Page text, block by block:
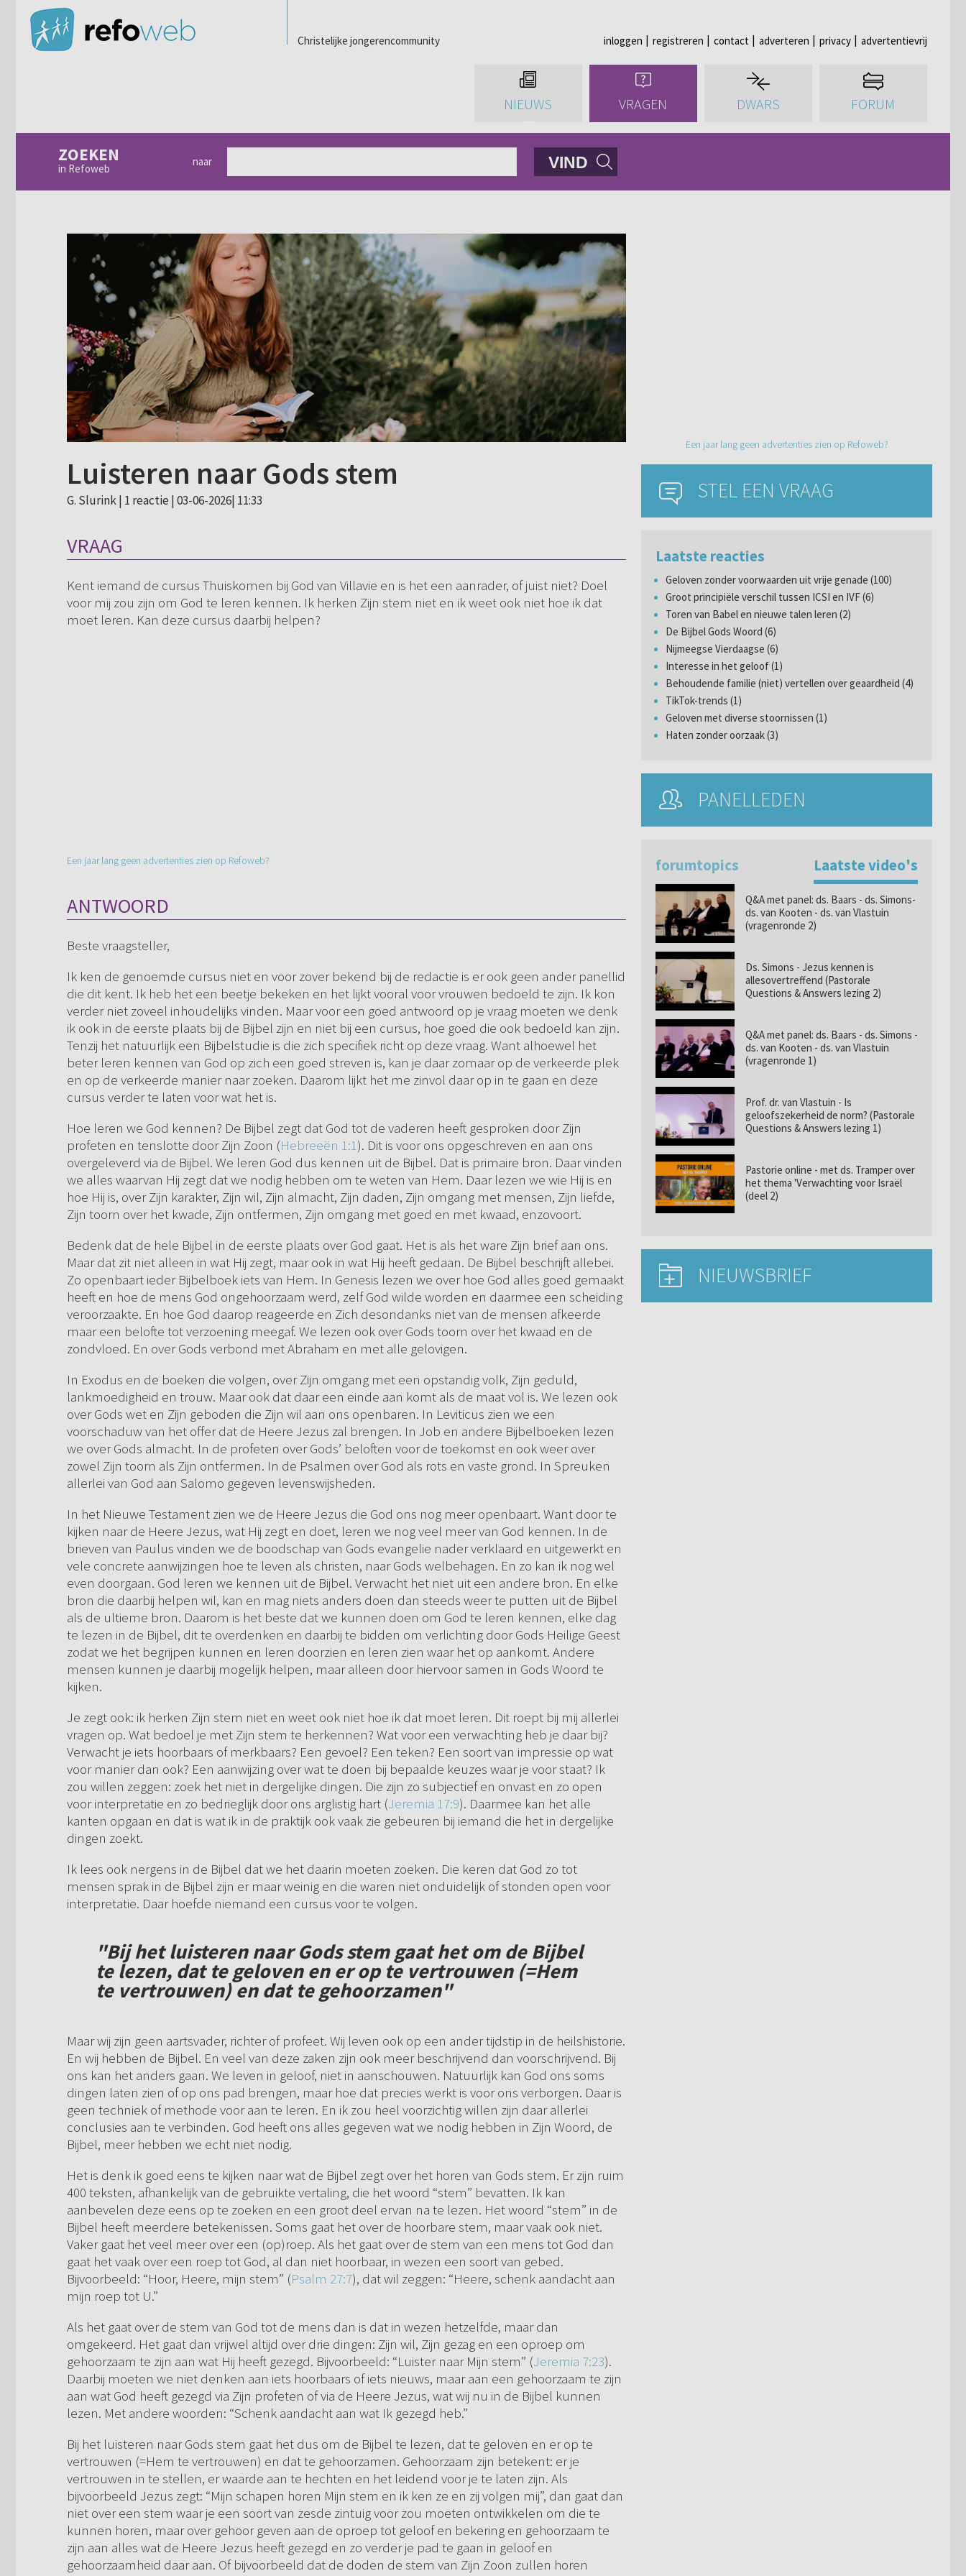
Christelijke jongerencommunity inloggen registreren contact adverteren privacy advertentievrij
NIEUWS VRAGEN DWARS FORUM
ZOEKEN
in Refoweb
naar VIND
Luisteren naar Gods stem
G. Slurink | 1 reactie | 03-06-2026| 11:33
VRAAG
Kent iemand de cursus Thuiskomen bij God van Villavie en is het een aanrader, of juist niet? Doel
voor mij zou zijn om God te leren kennen. Ik herken Zijn stem niet en ik weet ook niet hoe ik dat
moet leren. Kan deze cursus daarbij helpen?
Een jaar lang geen advertenties zien op Refoweb?
ANTWOORD
Beste vraagsteller,
Ik ken de genoemde cursus niet en voor zover bekend bij de redactie is er ook geen ander panellid
die dit kent. Ik heb het een beetje bekeken en het lijkt vooral voor vrouwen bedoeld te zijn. Ik kon
verder niet zoveel inhoudelijks vinden. Maar voor een goed antwoord op je vraag moeten we denk
ik ook in de eerste plaats bij de Bijbel zijn en niet bij een cursus, hoe goed die ook bedoeld kan zijn.
Tenzij het natuurlijk een Bijbelstudie is die zich specifiek richt op deze vraag. Want alhoewel het
beter leren kennen van God op zich een goed streven is, kan je daar zomaar op de verkeerde plek
en op de verkeerde manier naar zoeken. Daarom lijkt het me zinvol daar op in te gaan en deze
cursus verder te laten voor wat het is.
Hoe leren we God kennen? De Bijbel zegt dat God tot de vaderen heeft gesproken door Zijn
profeten en tenslotte door Zijn Zoon (Hebreeën 1:1). Dit is voor ons opgeschreven en aan ons
overgeleverd via de Bijbel. We leren God dus kennen uit de Bijbel. Dat is primaire bron. Daar vinden
we alles waarvan Hij zegt dat we nodig hebben om te weten van Hem. Daar lezen we wie Hij is en
hoe Hij is, over Zijn karakter, Zijn wil, Zijn almacht, Zijn daden, Zijn omgang met mensen, Zijn liefde,
Zijn toorn over het kwade, Zijn ontfermen, Zijn omgang met goed en met kwaad, enzovoort.
Bedenk dat de hele Bijbel in de eerste plaats over God gaat. Het is als het ware Zijn brief aan ons.
Maar dat zit niet alleen in wat Hij zegt, maar ook in wat Hij heeft gedaan. De Bijbel beschrijft allebei.
Zo openbaart ieder Bijbelboek iets van Hem. In Genesis lezen we over hoe God alles goed gemaakt
heeft en hoe de mens God ongehoorzaam werd, zelf God wilde worden en daarmee een scheiding
veroorzaakte. En hoe God daarop reageerde en Zich desondanks niet van de mensen afkeerde
maar een belofte tot verzoening meegaf. We lezen ook over Gods toorn over het kwaad en de
zondvloed. En over Gods verbond met Abraham en met alle gelovigen.
In Exodus en de boeken die volgen, over Zijn omgang met een opstandig volk, Zijn geduld,
lankmoedigheid en trouw. Maar ook dat daar een einde aan komt als de maat vol is. We lezen ook
over Gods wet en Zijn geboden die Zijn wil aan ons openbaren. In Leviticus zien we een
voorschaduw van het offer dat de Heere Jezus zal brengen. In Job en andere Bijbelboeken lezen
we over Gods almacht. In de profeten over Gods’ beloften voor de toekomst en ook weer over
zowel Zijn toorn als Zijn ontfermen. In de Psalmen over God als rots en vaste grond. In Spreuken
allerlei van God aan Salomo gegeven levenswijsheden.
In het Nieuwe Testament zien we de Heere Jezus die God ons nog meer openbaart. Want door te
kijken naar de Heere Jezus, wat Hij zegt en doet, leren we nog veel meer van God kennen. In de
brieven van Paulus vinden we de boodschap van Gods evangelie nader verklaard en uitgewerkt en
vele concrete aanwijzingen hoe te leven als christen, naar Gods welbehagen. En zo kan ik nog wel
even doorgaan. God leren we kennen uit de Bijbel. Verwacht het niet uit een andere bron. En elke
bron die daarbij helpen wil, kan en mag niets anders doen dan steeds weer te putten uit de Bijbel
als de ultieme bron. Daarom is het beste dat we kunnen doen om God te leren kennen, elke dag
te lezen in de Bijbel, dit te overdenken en daarbij te bidden om verlichting door Gods Heilige Geest
zodat we het begrijpen kunnen en leren doorzien en leren zien waar het op aankomt. Andere
mensen kunnen je daarbij mogelijk helpen, maar alleen door hiervoor samen in Gods Woord te
kijken.
Je zegt ook: ik herken Zijn stem niet en weet ook niet hoe ik dat moet leren. Dit roept bij mij allerlei
vragen op. Wat bedoel je met Zijn stem te herkennen? Wat voor een verwachting heb je daar bij?
Verwacht je iets hoorbaars of merkbaars? Een gevoel? Een teken? Een soort van impressie op wat
voor manier dan ook? Een aanwijzing over wat te doen bij bepaalde keuzes waar je voor staat? Ik
zou willen zeggen: zoek het niet in dergelijke dingen. Die zijn zo subjectief en onvast en zo open
voor interpretatie en zo bedrieglijk door ons arglistig hart (Jeremia 17:9). Daarmee kan het alle
kanten opgaan en dat is wat ik in de praktijk ook vaak zie gebeuren bij iemand die het in dergelijke
dingen zoekt.
Ik lees ook nergens in de Bijbel dat we het daarin moeten zoeken. Die keren dat God zo tot
mensen sprak in de Bijbel zijn er maar weinig en die waren niet onduidelijk of stonden open voor
interpretatie. Daar hoefde niemand een cursus voor te volgen.
"Bij het luisteren naar Gods stem gaat het om de Bijbel
te lezen, dat te geloven en er op te vertrouwen (=Hem
te vertrouwen) en dat te gehoorzamen"
Maar wij zijn geen aartsvader, richter of profeet. Wij leven ook op een ander tijdstip in de heilshistorie.
En wij hebben de Bijbel. En veel van deze zaken zijn ook meer beschrijvend dan voorschrijvend. Bij
ons kan het anders gaan. We leven in geloof, niet in aanschouwen. Natuurlijk kan God ons soms
dingen laten zien of op ons pad brengen, maar hoe dat precies werkt is voor ons verborgen. Daar is
geen techniek of methode voor aan te leren. En ik zou heel voorzichtig willen zijn daar allerlei
conclusies aan te verbinden. God heeft ons alles gegeven wat we nodig hebben in Zijn Woord, de
Bijbel, meer hebben we echt niet nodig.
Het is denk ik goed eens te kijken naar wat de Bijbel zegt over het horen van Gods stem. Er zijn ruim
400 teksten, afhankelijk van de gebruikte vertaling, die het woord “stem” bevatten. Ik kan
aanbevelen deze eens op te zoeken en een groot deel ervan na te lezen. Het woord “stem” in de
Bijbel heeft meerdere betekenissen. Soms gaat het over de hoorbare stem, maar vaak ook niet.
Vaker gaat het veel meer over een (op)roep. Als het gaat over de stem van een mens tot God dan
gaat het vaak over een roep tot God, al dan niet hoorbaar, in wezen een soort van gebed.
Bijvoorbeeld: “Hoor, Heere, mijn stem” (Psalm 27:7), dat wil zeggen: “Heere, schenk aandacht aan
mijn roep tot U.”
Als het gaat over de stem van God tot de mens dan is dat in wezen hetzelfde, maar dan
omgekeerd. Het gaat dan vrijwel altijd over drie dingen: Zijn wil, Zijn gezag en een oproep om
gehoorzaam te zijn aan wat Hij heeft gezegd. Bijvoorbeeld: “Luister naar Mijn stem” (Jeremia 7:23).
Daarbij moeten we niet denken aan iets hoorbaars of iets nieuws, maar aan een gehoorzaam te zijn
aan wat God heeft gezegd via Zijn profeten of via de Heere Jezus, wat wij nu in de Bijbel kunnen
lezen. Met andere woorden: “Schenk aandacht aan wat Ik gezegd heb.”
Bij het luisteren naar Gods stem gaat het dus om de Bijbel te lezen, dat te geloven en er op te
vertrouwen (=Hem te vertrouwen) en dat te gehoorzamen. Gehoorzaam zijn betekent: er je
vertrouwen in te stellen, er waarde aan te hechten en het leidend voor je te laten zijn. Als
bijvoorbeeld Jezus zegt: “Mijn schapen horen Mijn stem en ik ken ze en zij volgen mij”, dan gaat dan
niet over een stem waar je een soort van zesde zintuig voor zou moeten ontwikkelen om die te
kunnen horen, maar over gehoor geven aan de oproep tot geloof en bekering en gehoorzaam te
zijn aan alles wat de Heere Jezus heeft gezegd en zo verder je pad te gaan in geloof en
gehoorzaamheid daar aan. Of bijvoorbeeld dat de doden de stem van Zijn Zoon zullen horen
Een jaar lang geen advertenties zien op Refoweb?
STEL EEN VRAAG
Laatste reacties
Geloven zonder voorwaarden uit vrije genade (100)
Groot principiële verschil tussen ICSI en IVF (6)
Toren van Babel en nieuwe talen leren (2)
De Bijbel Gods Woord (6)
Nijmeegse Vierdaagse (6)
Interesse in het geloof (1)
Behoudende familie (niet) vertellen over geaardheid (4)
TikTok-trends (1)
Geloven met diverse stoornissen (1)
Haten zonder oorzaak (3)
PANELLEDEN
forumtopics Laatste video's
Q&A met panel: ds. Baars - ds. Simons-
ds. van Kooten - ds. van Vlastuin
(vragenronde 2)
Ds. Simons - Jezus kennen is
allesovertreffend (Pastorale
Questions & Answers lezing 2)
Q&A met panel: ds. Baars - ds. Simons -
ds. van Kooten - ds. van Vlastuin
(vragenronde 1)
Prof. dr. van Vlastuin - Is
geloofszekerheid de norm? (Pastorale
Questions & Answers lezing 1)
Pastorie online - met ds. Tramper over
het thema 'Verwachting voor Israël
(deel 2)
NIEUWSBRIEF